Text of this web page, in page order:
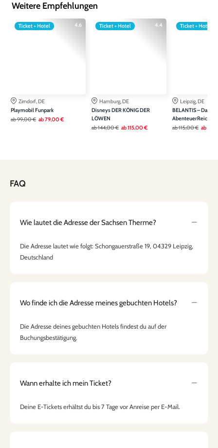
Weitere Empfehlungen
4.6
Ticket + Hotel
Zirndorf, DE
Playmobil Funpark
ab99,00 € ab79,00 €
4.4
Ticket + Hotel
Hamburg, DE
Disneys DER KÖNIG DER
LÖWEN
ab144,00 € ab115,00 €
Ticket + Hotel
Leipzig, DE
BELANTIS – Das
AbenteuerReich
ab115,00 € ab
FAQ
Wie lautet die Adresse der Sachsen Therme?
Die Adresse lautet wie folgt: Schongauerstraße 19, 04329 Leipzig,
Deutschland
Wo finde ich die Adresse meines gebuchten Hotels?
Die Adresse deines gebuchten Hotels findest du auf der
Buchungsbestätigung.
Wann erhalte ich mein Ticket?
Deine E-Tickets erhältst du bis 7 Tage vor Anreise per E-Mail.